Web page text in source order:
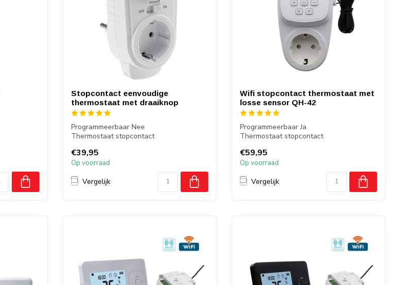
Stopcontact eenvoudige
thermostaat met draaiknop
Programmeerbaar Nee
Thermostaat stopcontact
Verwarmen en koelen
€39,95
Op voorraad
Vergelijk
Wifi stopcontact thermostaat met
losse sensor QH-42
Programmeerbaar Ja
Thermostaat stopcontact
Bediening via t...
€59,95
Op voorraad
Vergelijk